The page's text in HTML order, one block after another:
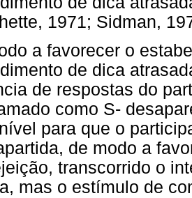
1971; Sidman,
a favorecer o
de dica
de respostas do
como S-
para que o
de modo a
transcorrido o
mas o estímulo de